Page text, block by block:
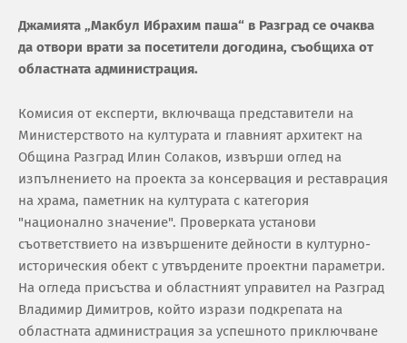
Джамията „Макбул Ибрахим паша“ в Разград се очаква
да отвори врати за посетители догодина, съобщиха от
областната администрация.
Комисия от експерти, включваща представители на
Министерството на културата и главният архитект на
Община Разград Илин Солаков, извърши оглед на
изпълнението на проекта за консервация и реставрация
на храма, паметник на културата с категория
"национално значение". Проверката установи
съответствието на извършените дейности в културно-
историческия обект с утвърдените проектни параметри.
На огледа присъства и областният управител на Разград
Владимир Димитров, който изрази подкрепата на
областната администрация за успешното приключване